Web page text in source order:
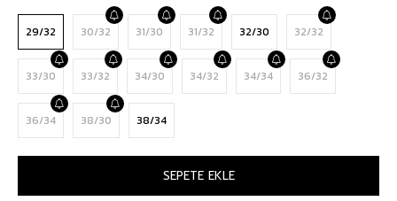
29/32 30/32 31/30 31/32 32/30 32/32
33/30 33/32 34/30 34/32 34/34 36/32
36/34 38/30 38/34